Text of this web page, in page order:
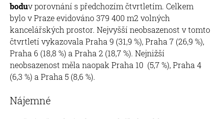
boduv porovnání s předchozím čtvrtletím. Celkem
bylo v Praze evidováno 379 400 m2 volných
kancelářských prostor. Nejvyšší neobsazenost v tomto
čtvrtletí vykazovala Praha 9 (31,9 %), Praha 7 (26,9 %),
Praha 6 (18,8 %) a Praha 2 (18,7 %). Nejnižší
neobsazenost měla naopak Praha 10 (5,7 %), Praha 4
(6,3 %) a Praha 5 (8,6 %).
Nájemné